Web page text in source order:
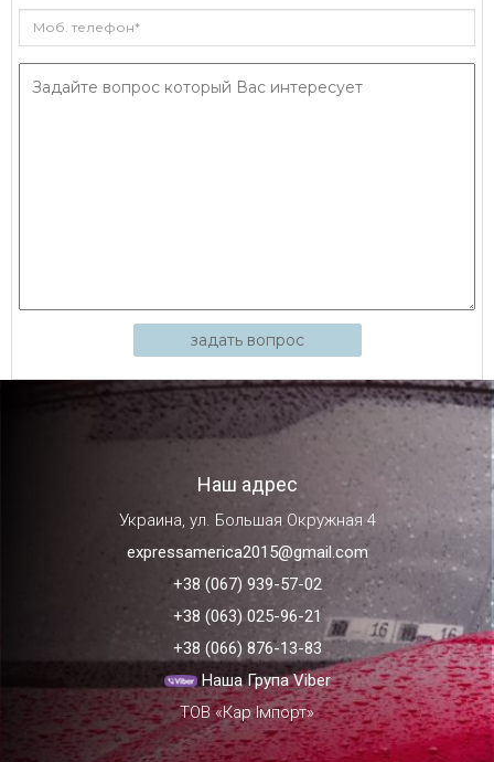
задать вопрос
Наш адрес
Украина, ул. Большая Окружная 4
expressamerica2015@gmail.com
+38 (067) 939-57-02
+38 (063) 025-96-21
+38 (066) 876-13-83
Наша Група Viber
ТОВ «Кар Імпорт»